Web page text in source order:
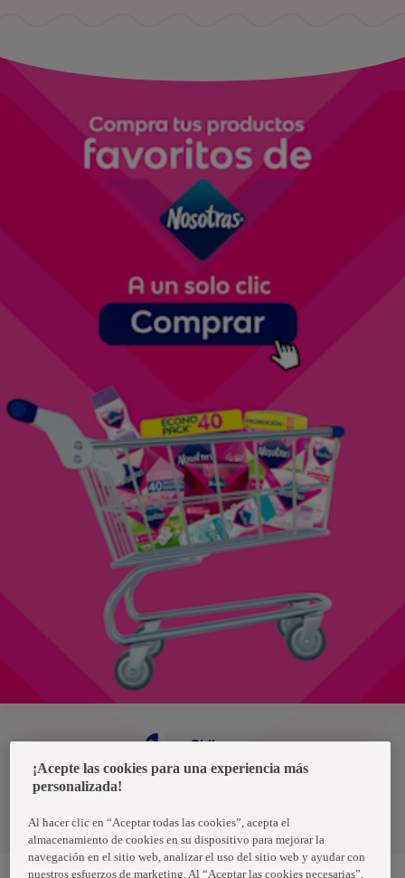
Términos y condiciones
Chile
¡Acepte las cookies para una experiencia más
personalizada!
Al hacer clic en “Aceptar todas las cookies”, acepta el
almacenamiento de cookies en su dispositivo para mejorar la
navegación en el sitio web, analizar el uso del sitio web y ayudar con
nuestros esfuerzos de marketing. Al “Aceptar las cookies necesarias”,